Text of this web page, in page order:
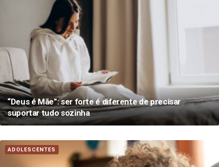
“Deus é Mãe”: ser forte é diferente de precisar
suportar tudo sozinha
ADOLESCENTES